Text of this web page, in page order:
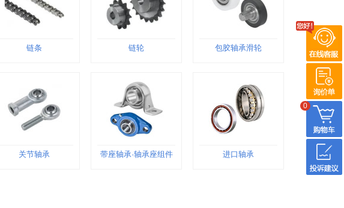
链条 链轮 包胶轴承滑轮
关节轴承 带座轴承·轴承座组件 进口轴承
0